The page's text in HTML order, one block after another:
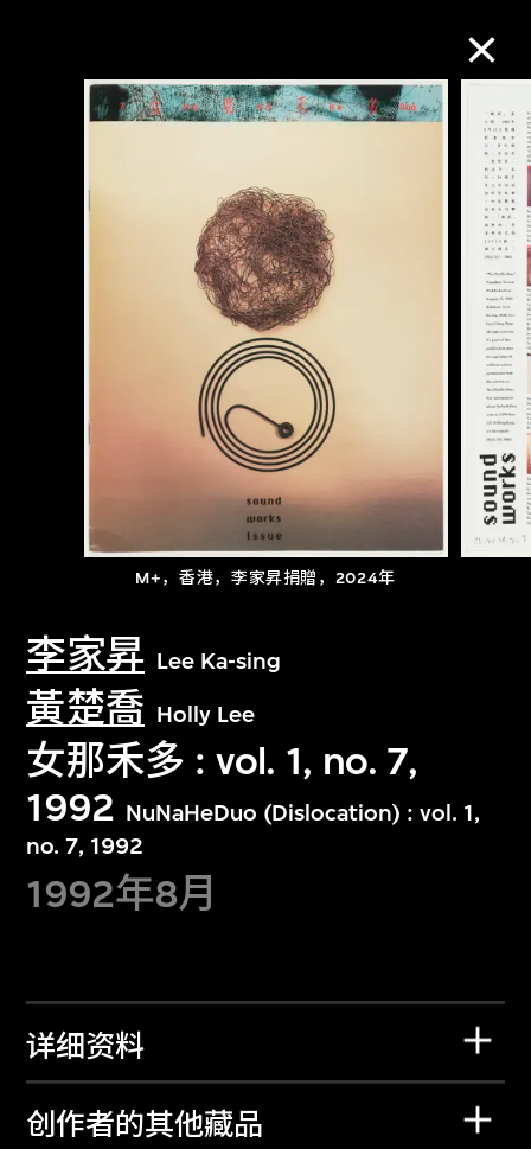
M+，香港，李家昇捐贈，2024年
李家昇 Lee Ka-sing
黃楚喬 Holly Lee
女那禾多 : vol. 1, no. 7,
1992 NuNaHeDuo (Dislocation) : vol. 1,
no. 7, 1992
1992年8月
详细资料
创作者的其他藏品
M+藏品
进一步筛选 搜索
关于M+藏品
探索世界顶级的二十及二十一世纪视觉